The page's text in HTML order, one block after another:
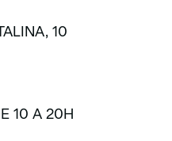
10
10 A 20H